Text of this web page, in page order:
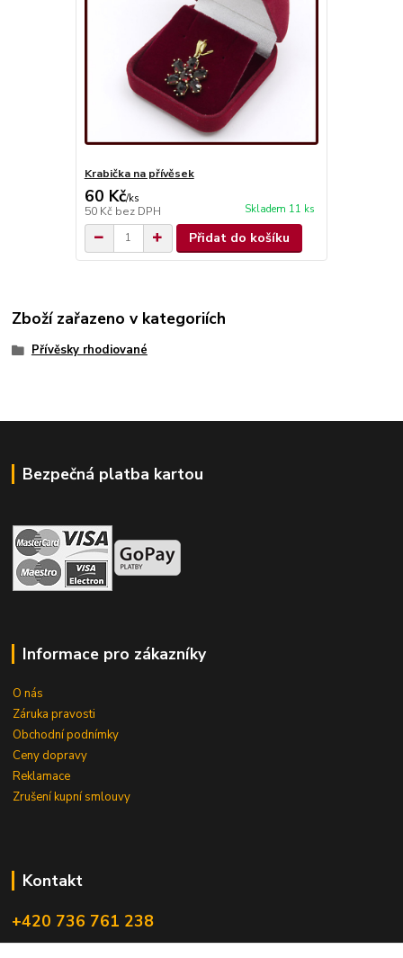
Krabička na přívěsek
60 Kč/ks
50 Kč bez DPH Skladem 11 ks
Přidat do košíku
Zboží zařazeno v kategoriích
Přívěsky rhodiované
Bezpečná platba kartou
Informace pro zákazníky
O nás
Záruka pravosti
Obchodní podnímky
Ceny dopravy
Reklamace
Zrušení kupní smlouvy
Kontakt
+420 736 761 238